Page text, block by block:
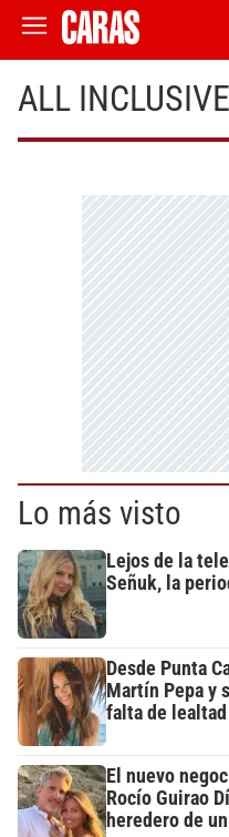
ALL INCLUSIVE
Lo más visto
Lejos de la
Señuk, la
Desde Punta
Martín Pepa y
falta de
El nuevo
Rocío Guirao
heredero de